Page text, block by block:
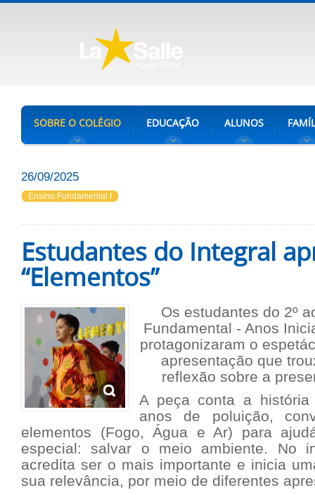
SOBRE O COLÉGIO EDUCAÇÃO ALUNOS
26/09/2025
Ensino Fundamental I
Estudantes do Integral
“Elementos”
Os estudantes do 2º
Fundamental - Anos
protagonizaram o
apresentação que
reflexão sobre a
A peça conta a
anos de poluição,
elementos (Fogo, Água e Ar) para
especial: salvar o meio ambiente. No
acredita ser o mais importante e inicia
sua relevância, por meio de diferentes